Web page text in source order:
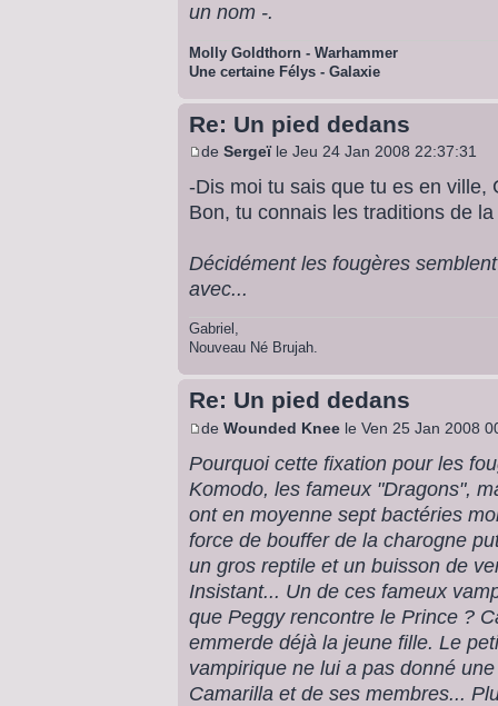
un nom -.
Molly Goldthorn - Warhammer
Une certaine Félys - Galaxie
Re: Un pied dedans
de Sergeïle Jeu 24 Jan 2008 22:37:31
-Dis moi tu sais que tu es en ville,
Bon, tu connais les traditions de
Décidément les fougères
avec...
Gabriel,
Nouveau Né Brujah.
Re: Un pied dedans
de Wounded Knee le Ven 25 Jan 2008
Pourquoi cette fixation pour les
Komodo, les fameux "Dragons",
ont en moyenne sept bactéries
force de bouffer de la charogne
un gros reptile et un buisson de
Insistant... Un de ces fameux
que Peggy rencontre le Prince ?
emmerde déjà la jeune fille. Le
vampirique ne lui a pas donné
Camarilla et de ses membres...